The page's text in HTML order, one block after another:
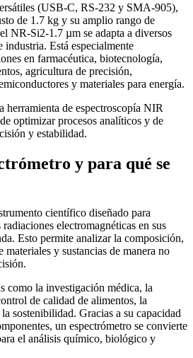
(USB-C, RS-232 y SMA-905),
de 1.7 kg y su amplio rango de
NR-Si2-1.7 µm se adapta a diversos
industria. Está especialmente
en farmacéutica, biotecnología,
agricultura de precisión,
y materiales para energía.
herramienta de espectroscopía NIR
optimizar procesos analíticos y de
y estabilidad.
y para qué se
científico diseñado para
electromagnéticas en sus
Esto permite analizar la composición,
materiales y sustancias de manera no
como la investigación médica, la
de calidad de alimentos, la
sostenibilidad. Gracias a su capacidad
un espectrómetro se convierte
el análisis químico, biológico y